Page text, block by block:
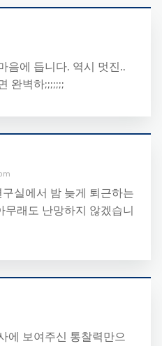
음에 듭니다. 역시 멋진..
완벽하;;;;;;;
실에서 밤 늦게 퇴근하는
무래도 난망하지 않겠습니
에 보여주신 통찰력만으